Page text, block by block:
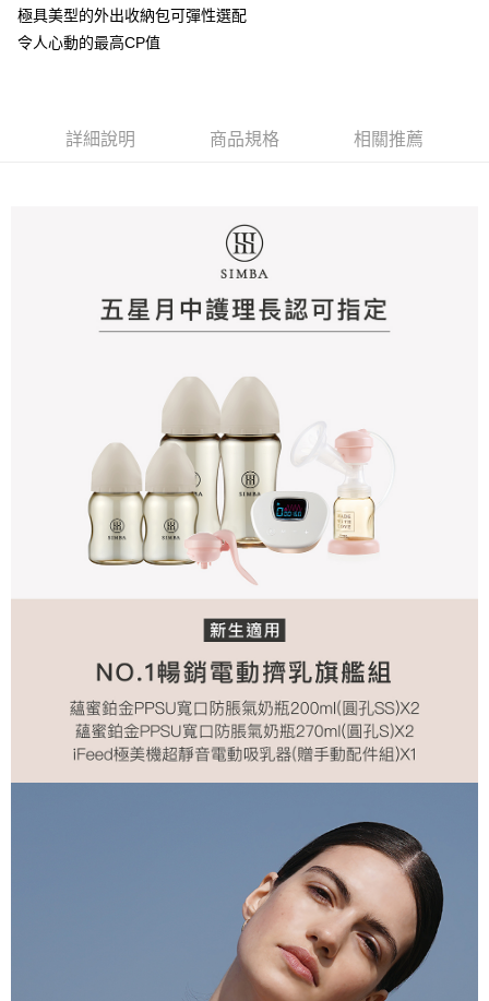
3.完整用戶服務條款，請詳閱以下連結：
客戶支援中心」https://netprotections.freshdesk.com/support/home
【注意事項】
２．關於個人資料處理事宜，請瀏覽以下網址：
https://aftee.tw/terms/#terms3
４．使用「AFTEE先享後付」時，將依據個別帳號之用戶狀況，依本公司即
時審查核予不同之上限額度；若仍有額度不足之情形，本公司將視審查結果
恩沛科技股份有限公司將有權停止該用戶之使用額度並採取法律行動。
極具美型的外出收納包可彈性選配
令人心動的最高CP值
詳細說明 商品規格 相關推薦